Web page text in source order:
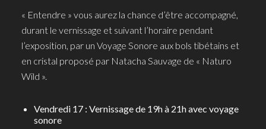
« Entendre » vous aurez la chance d’être accompagné,
durant le vernissage et suivant l’horaire pendant
l’exposition, par un Voyage Sonore aux bols tibétains et
en cristal proposé par Natacha Sauvage de « Naturo
Wild ».
Vendredi 17 : Vernissage de 19h à 21h avec voyage
sonore